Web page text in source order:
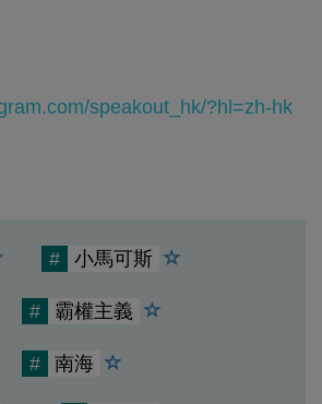
speakout_hk/?hl=zh-hk
# 小馬可斯
# 霸權主義
# 南海